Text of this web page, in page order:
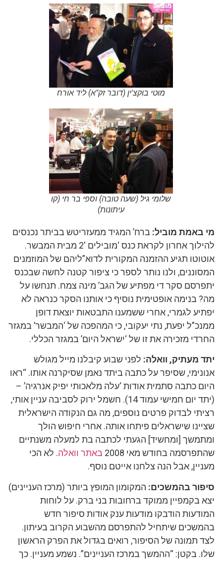
מוטי בוקצ'ין (דובר זק"א) ליד אורח
שלומי גיל (שעה טובה) וספי בר חי (קו
עיתונות)
מי באמת מוביל: ברח’ המגיד ממעזריטש בביתר נכנסים
להילוך אחרון לקראת כנס ‘מובילים 2′ מבית המבשר.
אוטוטו תגיע ההזמנה המקורית לדוא”ליהם של המוזמנים
המסוננים, ולנו נותר לספר כי ציפור קטנה לחשה שבכנס
יתפרסם סקר די מפתיע של הגב’ מינה צמח. תנחשו על
מה? בנימה אופטימית נוסיף כי אותנו הסקר כנראה לא
יפתיע לגמרי, אחרי ששמענו התבטאות יוצאת דופן
ממנכ”ל יפעת, נתי יעקובי, כי המהפכה של ‘המבשר’ במגזר
החרדי מזכירה את זו של ‘ישראל היום’ במגזר הכללי.
יתד מעתיק, וואלה: לפני שבוע קיבלנו מייל מגולש
אנונימי, שסיפר על כתבה ביתד נאמן שסיקרנה אותו. “ראו
היום כתבה סתמית אודות ‘עלה מלאכותי יפיק אנרגיה’ –
(יתד יום חמישי עמוד 14). חשמל ירוק לסביבה עניין אותי,
רציתי לבדוק פרטים נוספים, מה גם הנקודה הישראלית
שציינו שישראלים פיתחו אותה. אחרי חיפוש הולך
ומתמשך [ומחשיד] הגעתי לכתבה בת למעלה משנתיים
שהתפרסמה בחודש מאי 2008
באתר וואלה. לא הכי
מעניין, אבל הנה צלחנו אייטם נוסף.
סיפור בהמשכים: המקומון המופץ ביותר (מרכז העניינים)
יצא בקמפיין ממוקד ברחובות בני ברק. על לוחות
המודעות הודבקו מודעות ענק אודות סיפור חדש
בהמשכים שיתחיל להתפרסם מהשבוע הקרוב בעיתון.
לצד תמונה של הסיפור, רואים בגדול את הפרק הראשון
שלו. בקטן: “ההמשך במרכז העניינים”. נשמע מעניין. כך